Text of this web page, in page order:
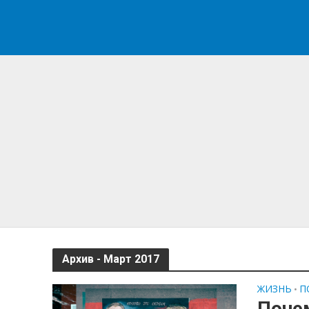
Архив - Март 2017
ЖИЗНЬ •